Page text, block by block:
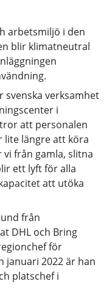
arbetsmiljö i den
blir klimatneutral
verksamhet
i
att personalen
lite längre att köra
från gamla, slitna
ett lyft för alla
att utöka
från
DHL och Bring
för
januari 2022 är han
platschef i